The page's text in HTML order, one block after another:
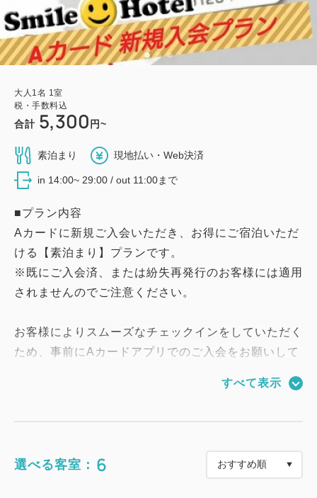
大人 1 名 1 室
税・手数料込
合計 5,300 円~
素泊まり 現地払い・Web決済
in 14:00~ 29:00 / out 11:00まで
■プラン内容
Aカードに新規ご入会いただき、お得にご宿泊いただ
ける【素泊まり】プランです。
※既にご入会済、または紛失再発行のお客様には適用
されませんのでご注意ください。
お客様によりスムーズなチェックインをしていただく
ため、事前にAカードアプリでのご入会をお願いして
アプリを事前にダウンロードして登録していただくこ
こちらのプランは新規入会のみ対象です。プラカード
ご希望の方も対応可能でございます。
すべて表示
選べる客室： 6